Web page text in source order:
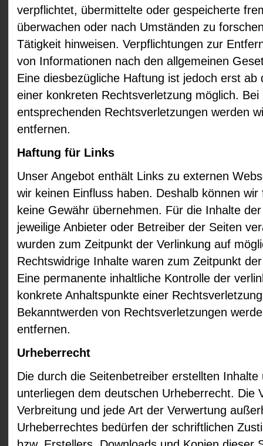
verpflichtet, übermittelte oder gespeicherte
überwachen oder nach Umständen zu
Tätigkeit hinweisen. Verpflichtungen zur
von Informationen nach den allgemeinen
Eine diesbezügliche Haftung ist jedoch erst
einer konkreten Rechtsverletzung möglich.
entsprechenden Rechtsverletzungen werden
entfernen.
Haftung für Links
Unser Angebot enthält Links zu externen
wir keinen Einfluss haben. Deshalb können
keine Gewähr übernehmen. Für die Inhalte
jeweilige Anbieter oder Betreiber der Seiten
wurden zum Zeitpunkt der Verlinkung auf
Rechtswidrige Inhalte waren zum Zeitpunkt
Eine permanente inhaltliche Kontrolle der
konkrete Anhaltspunkte einer
Bekanntwerden von Rechtsverletzungen
entfernen.
Urheberrecht
Die durch die Seitenbetreiber erstellten
unterliegen dem deutschen Urheberrecht. Die
Verbreitung und jede Art der Verwertung
Urheberrechtes bedürfen der schriftlichen